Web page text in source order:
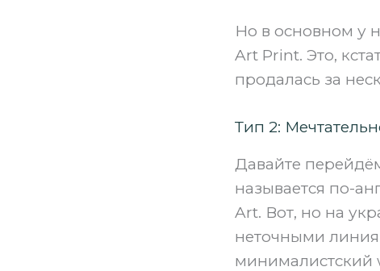
Но в основном у
Art Print. Это,
продалась за
Тип 2:
Давайте
называется по-
Art. Вот, но на
неточными
минималистский